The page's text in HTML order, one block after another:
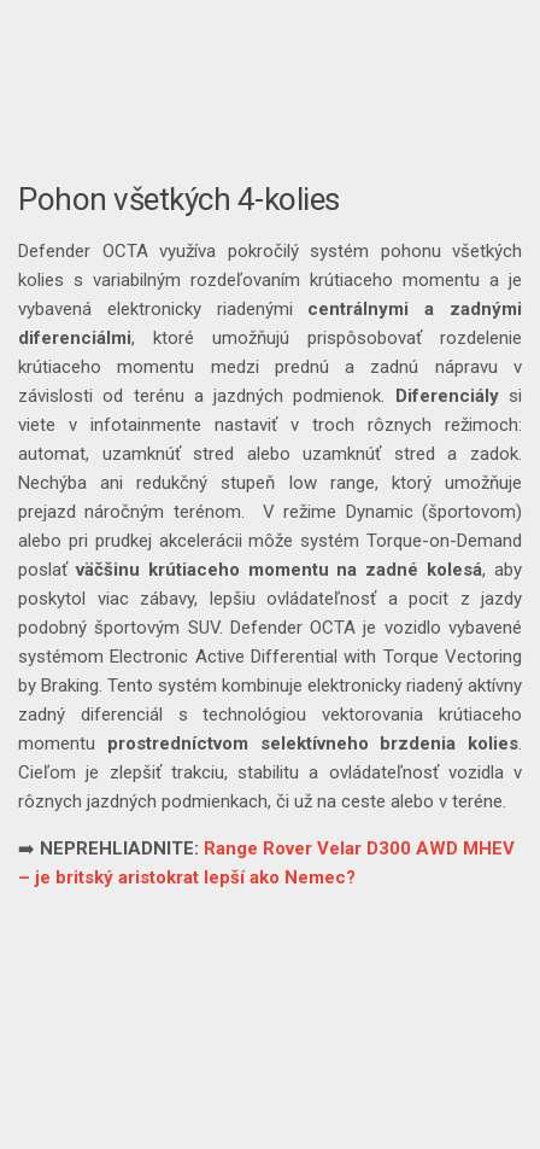
Pohon všetkých 4-kolies
Defender OCTA využíva pokročilý systém pohonu všetkých
kolies s variabilným rozdeľovaním krútiaceho momentu a je
vybavená elektronicky riadenými centrálnymi a zadnými
diferenciálmi, ktoré umožňujú prispôsobovať rozdelenie
krútiaceho momentu medzi prednú a zadnú nápravu v
závislosti od terénu a jazdných podmienok. Diferenciálysi
viete v infotainmente nastaviť v troch rôznych režimoch:
automat, uzamknúť stred alebo uzamknúť stred a zadok.
Nechýba ani redukčný stupeň low range, ktorý umožňuje
prejazd náročným terénom. V režime Dynamic (športovom)
alebo pri prudkej akcelerácii môže systém Torque-on-Demand
poslaťväčšinu krútiaceho momentu na zadné kolesá, aby
poskytol viac zábavy, lepšiu ovládateľnosť a pocit z jazdy
podobný športovým SUV. Defender OCTA je vozidlo vybavené
systémom Electronic Active Differential with Torque Vectoring
by Braking. Tento systém kombinuje elektronicky riadený aktívny
zadný diferenciál s technológiou vektorovania krútiaceho
momentu prostredníctvom selektívneho brzdenia kolies.
Cieľom je zlepšiť trakciu, stabilitu a ovládateľnosť vozidla v
rôznych jazdných podmienkach, či už na ceste alebo v teréne.
➡️ NEPREHLIADNITE: Range Rover Velar D300 AWD MHEV
– je britský aristokrat lepší ako Nemec?